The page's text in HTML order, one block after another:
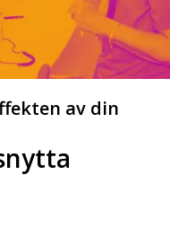
av din